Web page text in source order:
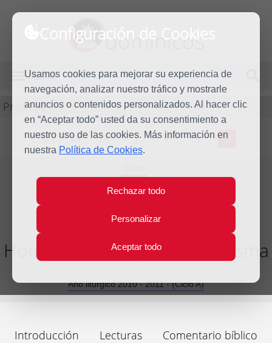
Configuración de Cookies
Usamos cookies para mejorar su experiencia de
navegación, analizar nuestro tráfico y mostrarle
anuncios o contenidos personalizados. Al hacer clic
en “Aceptar todo” usted da su consentimiento a
nuestro uso de las cookies. Más información en
nuestra Política de Cookies.
Rechazar todo
Personalizar
Aceptar todo
dominicos
MENÚ
Predicación
L M X J V S D
13
Mar
Homilía I Domingo de Cuaresma
Año litúrgico 2010 - 2011 - (Ciclo A)
Introducción Lecturas Comentario bíblico